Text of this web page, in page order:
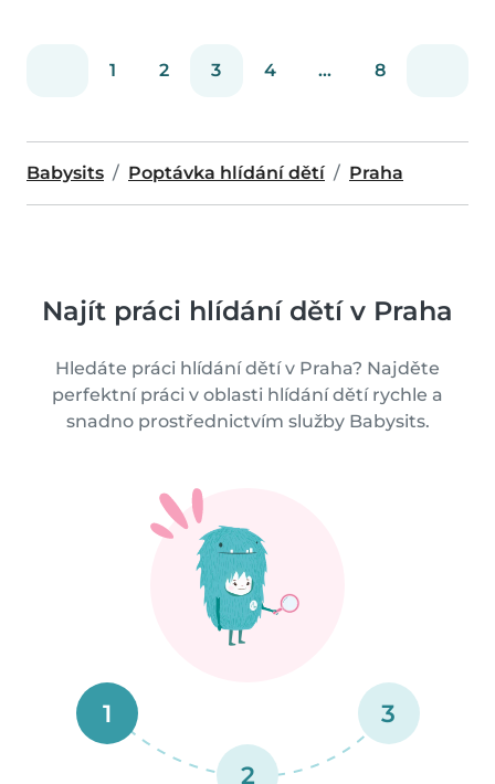
1 2 3 4 ... 8
Babysits Poptávka hlídání dětí Praha
Najít práci hlídání dětí v Praha
Hledáte práci hlídání dětí v Praha? Najděte
perfektní práci v oblasti hlídání dětí rychle a
snadno prostřednictvím služby Babysits.
1
2
3